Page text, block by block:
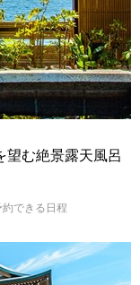
望む絶景露天風呂
できる日程